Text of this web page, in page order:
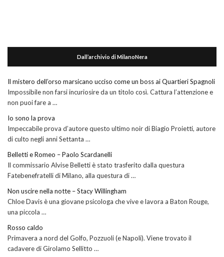
Dall’archivio di MilanoNera
Il mistero dell’orso marsicano ucciso come un boss ai Quartieri Spagnoli
Impossibile non farsi incuriosire da un titolo così. Cattura l’attenzione e
non puoi fare a …
Io sono la prova
Impeccabile prova d’autore questo ultimo noir di Biagio Proietti, autore
di culto negli anni Settanta …
Belletti e Romeo – Paolo Scardanelli
Il commissario Alvise Belletti è stato trasferito dalla questura
Fatebenefratelli di Milano, alla questura di …
Non uscire nella notte – Stacy Willingham
Chloe Davis è una giovane psicologa che vive e lavora a Baton Rouge,
una piccola …
Rosso caldo
Primavera a nord del Golfo, Pozzuoli (e Napoli). Viene trovato il
cadavere di Girolamo Sellitto …